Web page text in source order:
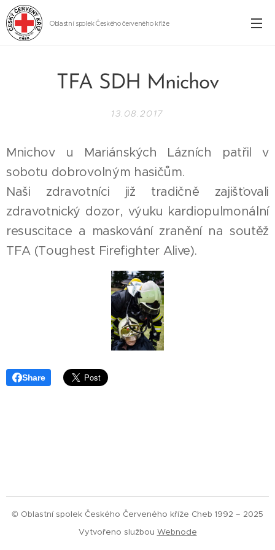
Oblastní spolek Českého červeného kříže
TFA SDH Mnichov
13.08.2017
Mnichov u Mariánských Lázních patřil v
sobotu dobrovolným hasičům.
Naši zdravotníci již tradičně zajišťovali
zdravotnický dozor, výuku kardiopulmonální
resuscitace a maskování zranění na soutěž
TFA (Toughest Firefighter Alive).
Share
© Oblastní spolek Českého Červeného kříže Cheb 1992 – 2025
Vytvořeno službou Webnode